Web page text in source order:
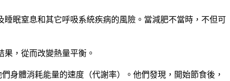
眠窒息和其它呼吸系統疾病的風險。當減肥不當時，不但可
，從而改變熱量平衡。
身體消耗能量的速度（代謝率）。他們發現，開始節食後，